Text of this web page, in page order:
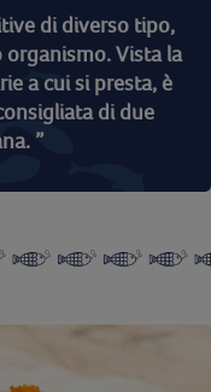
di diverso tipo,
organismo. Vista la
a cui si presta, è
di due
”